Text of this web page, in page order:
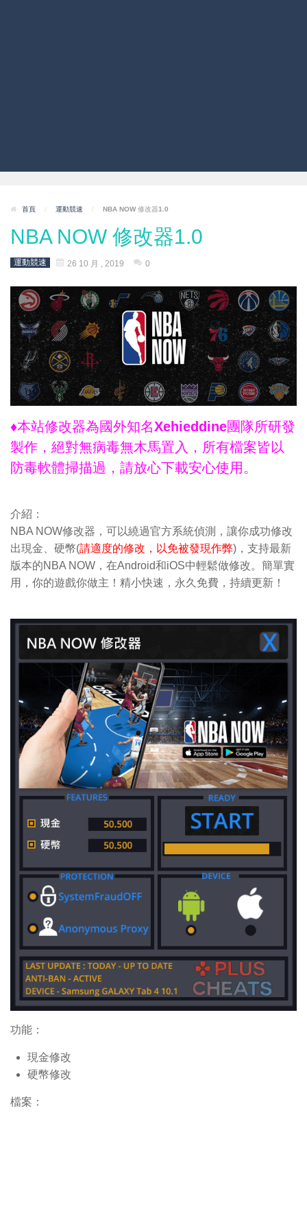
首頁 / 運動競速 / NBA NOW 修改器1.0
NBA NOW 修改器1.0
運動競速 26 10 月 , 2019 0
♦本站修改器為國外知名Xehieddine團隊所研發
製作，絕對無病毒無木馬置入，所有檔案皆以
防毒軟體掃描過，請放心下載安心使用。
介紹：
NBA NOW修改器，可以繞過官方系統偵測，讓你成功修改
出現金、硬幣(請適度的修改，以免被發現作弊)，支持最新
版本的NBA NOW，在Android和iOS中輕鬆做修改。簡單實
用，你的遊戲你做主！精小快速，永久免費，持續更新！
功能：
現金修改
硬幣修改
檔案：